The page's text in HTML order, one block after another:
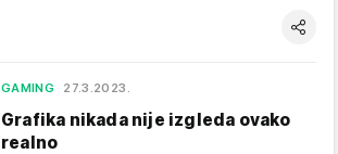
GAMING 27.3.2023.
Grafika nikada nije izgleda ovako
realno